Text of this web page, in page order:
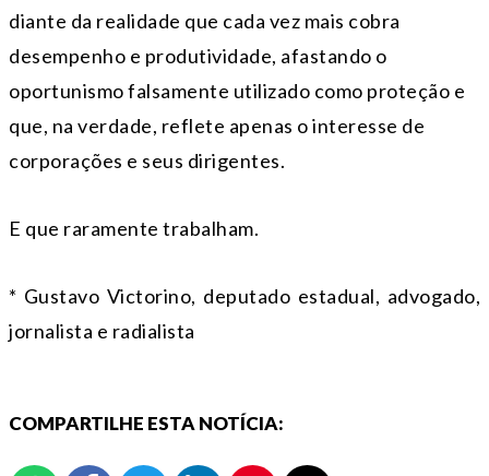
diante da realidade que cada vez mais cobra
desempenho e produtividade, afastando o
oportunismo falsamente utilizado como proteção e
que, na verdade, reflete apenas o interesse de
corporações e seus dirigentes.
E que raramente trabalham.
* Gustavo Victorino, deputado estadual, advogado,
jornalista e radialista
COMPARTILHE ESTA NOTÍCIA: